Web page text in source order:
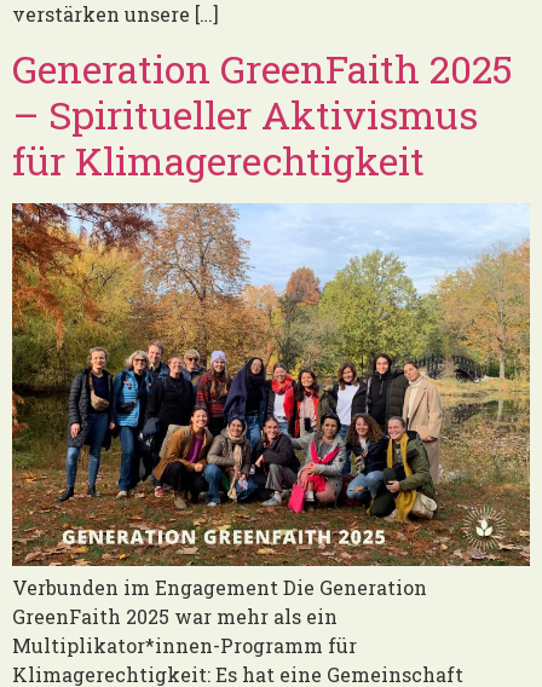
verstärken unsere […]
Generation GreenFaith 2025
– Spiritueller Aktivismus
für Klimagerechtigkeit
Verbunden im Engagement Die Generation
GreenFaith 2025 war mehr als ein
Multiplikator*innen-Programm für
Klimagerechtigkeit: Es hat eine Gemeinschaft